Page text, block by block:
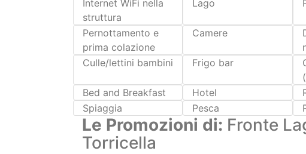
Pernottamento e
prima colazione
Camere
Culle/lettini bambini Frigo bar
Bed and Breakfast Hotel
Spiaggia
Pesca
Le Promozioni di:Fronte
Torricella
Last Minute Weekend da: € 40